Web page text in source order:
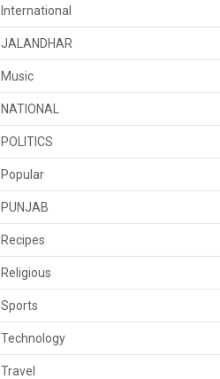
International
JALANDHAR
Music
NATIONAL
POLITICS
Popular
PUNJAB
Recipes
Religious
Sports
Technology
Travel